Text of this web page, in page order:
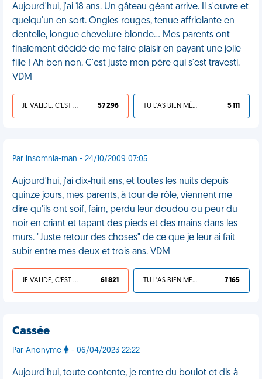
Aujourd'hui, j'ai 18 ans. Un gâteau géant arrive. Il s'ouvre et
quelqu'un en sort. Ongles rouges, tenue affriolante en
dentelle, longue chevelure blonde... Mes parents ont
finalement décidé de me faire plaisir en payant une jolie
fille ! Ah ben non. C'est juste mon père qui s'est travesti.
VDM
JE VALIDE, C'EST UNE VDM 57 296 TU L'AS BIEN MÉRITÉ 5 111
Par insomnia-man - 24/10/2009 07:05
Aujourd'hui, j'ai dix-huit ans, et toutes les nuits depuis
quinze jours, mes parents, à tour de rôle, viennent me
dire qu'ils ont soif, faim, perdu leur doudou ou peur du
noir en criant et tapant des pieds et des mains dans les
murs. "Juste retour des choses" de ce que je leur ai fait
subir entre mes deux et trois ans. VDM
JE VALIDE, C'EST UNE VDM 61 821 TU L'AS BIEN MÉRITÉ 7 165
Cassée
Par Anonyme - 06/04/2023 22:22
Aujourd'hui, toute contente, je rentre du boulot et dis à